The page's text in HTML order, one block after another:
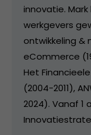
innovatie.
werkgevers
ontwikkeling &
eCommerce
Het
(2004-2011),
2024). Vanaf 1